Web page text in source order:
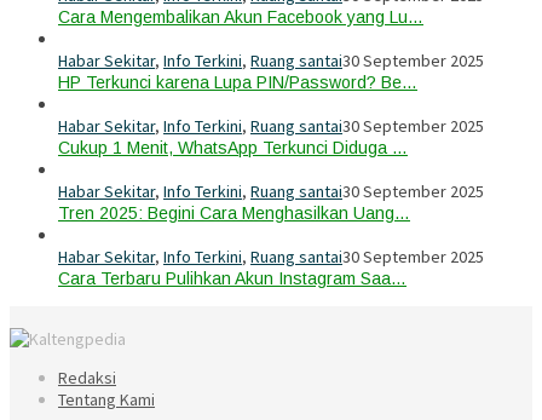
Cara Mengembalikan Akun Facebook yang Lu…
Habar Sekitar, Info Terkini, Ruang santai30 September 2025
HP Terkunci karena Lupa PIN/Password? Be…
Habar Sekitar, Info Terkini, Ruang santai30 September 2025
Cukup 1 Menit, WhatsApp Terkunci Diduga …
Habar Sekitar, Info Terkini, Ruang santai30 September 2025
Tren 2025: Begini Cara Menghasilkan Uang…
Habar Sekitar, Info Terkini, Ruang santai30 September 2025
Cara Terbaru Pulihkan Akun Instagram Saa…
Redaksi
Tentang Kami